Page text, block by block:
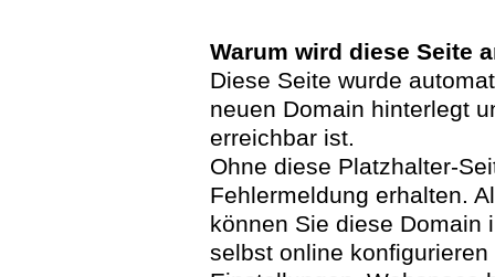
Warum wird diese Seite
Diese Seite wurde
neuen Domain hinterlegt
erreichbar ist.
Ohne diese Platzhalter-
Fehlermeldung erhalten.
können Sie diese Domain
selbst online